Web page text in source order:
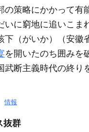
策略にかかって有
に窮地に追いこま
（がいか）（安徽
を開いたのち囲みを
断主義時代の終り
情報
抜群